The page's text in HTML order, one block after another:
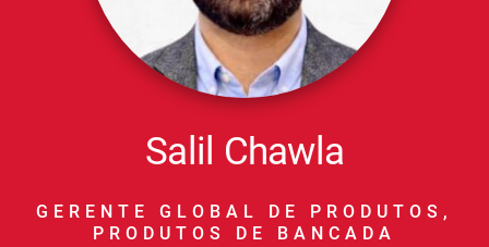
Salil Chawla
GERENTE GLOBAL DE PRODUTOS,
PRODUTOS DE BANCADA